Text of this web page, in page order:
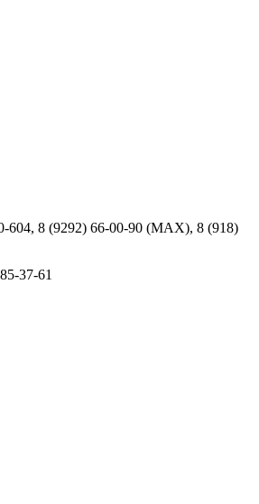
604, 8 (9292) 66-00-90 (MAX), 8 (918)
37-61